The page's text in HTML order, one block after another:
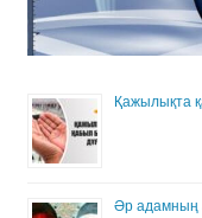
Қажылықта
Әр адамның